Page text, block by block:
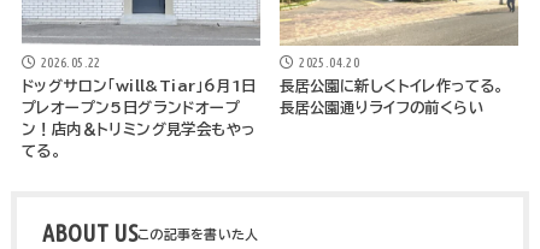
2026.05.22
ドッグサロン「will&Tiar」6月1日
プレオープン5日グランドオープ
ン！店内＆トリミング見学会もやっ
てる。
2025.04.20
長居公園に新しくトイレ作ってる。
長居公園通りライフの前くらい
ABOUT US